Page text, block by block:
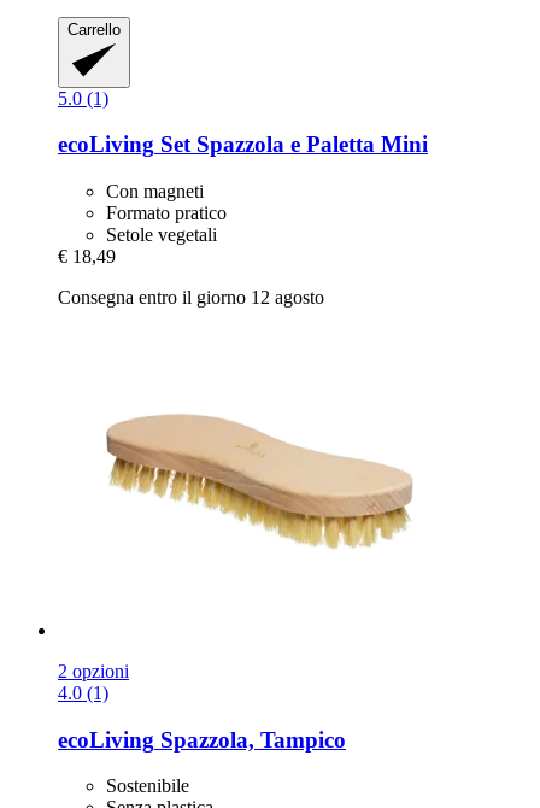
Carrello
5.0 (1)
ecoLiving Set Spazzola e Paletta Mini
Con magneti
Formato pratico
Setole vegetali
€ 18,49
Consegna entro il giorno 12 agosto
2 opzioni
4.0 (1)
ecoLiving Spazzola, Tampico
Sostenibile